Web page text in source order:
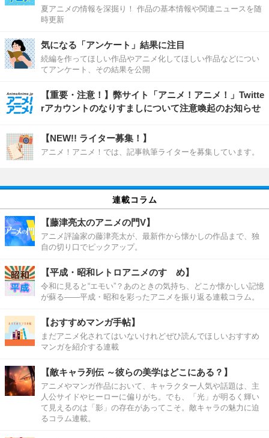
夏アニメの情報を深掘り！ 作品の基本情報や関連ニュースを随
時更新
気になる「アンケート」結果に注目
続編を作ってほしい作品やアニメ化してほしい作品などについ
てアンケート、その結果を公開
【重要・注意！】弊サイト「アニメ！アニメ！」Twitte
rアカウントのなりすましについて注意喚起のお知らせ
【NEW!! ライター募集！】
アニメ！アニメ！では、記事執筆ライターを募集しています。
連載コラム
【藤津亮太のアニメの門V】
アニメ評論家の藤津亮太が、最新作から懐かしの作品まで、独
自の切り口でピックアップ。
【平成・昭和レトロアニメのすゝめ】
令和に見ると“エモい”？あのときの気持ち、どこか懐かしい記憶
が蘇る――平成・昭和を彩ったアニメを振り返る連載コラム。
【おすすめマンガ手帖】
まだアニメ化されてはいないけれどぜひ読んでほしいおすすめ
マンガを紹介する連載
【敵キャラ列伝 ～彼らの美学はどこにある？】
アニメやマンガ作品において、キャラクター人気や話題は、主
人公サイドやヒーローに偏りがち。でも、「光」が明るく輝い
て見えるのは「影」の存在があってこそ。敵キャラの魅力に迫
るコラム連載。